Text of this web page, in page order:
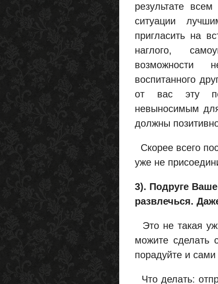
результате
ситуации
пригласить на
наглого,
возможности
воспитанного
от вас эту
невыносимым
должны
Скорее всего
уже не
3). Подруге
развлечься.
Это не такая
можите сделать
порадуйте и сами
Что делать: